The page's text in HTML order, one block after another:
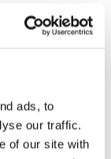
ads, to
our traffic.
of our site with